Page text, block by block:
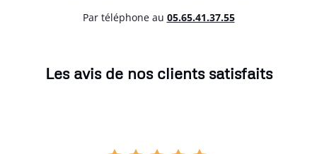
Par téléphone au 05.65.41.37.55
Les avis de nos clients satisfaits